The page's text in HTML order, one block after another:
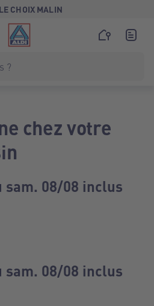
CHOIX MALIN
chez votre
sam. 08/08 inclus
sam. 08/08 inclus